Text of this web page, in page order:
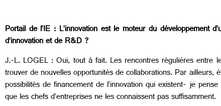
Portail de l’IE : L’innovation est le moteur du développement
d’innovation et de R&D ?
J.-L. LOGEL : Oui, tout à fait. Les rencontres régulières entre
trouver de nouvelles opportunités de collaborations. Par
possibilités de financement de l’innovation qui existent- je
que les chefs d’entreprises ne les connaissent pas suffisamment.